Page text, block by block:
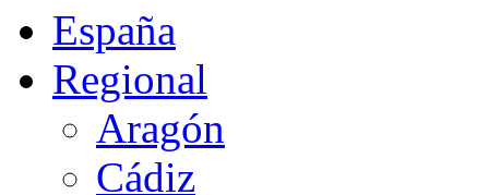
España
Regional
Aragón
Cádiz